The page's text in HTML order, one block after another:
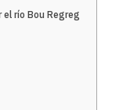
el río Bou Regreg